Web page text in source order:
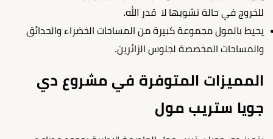
للخروج في حالة نشوبها لا قدر الله.
يحيط بالمول مجموعة كبيرة من المساحات الخضراء والحدائق
والمساحات المخصصة لجلوس الزائرين.
المميزات المتوفرة في مشروع دي
جويا ستريب مول